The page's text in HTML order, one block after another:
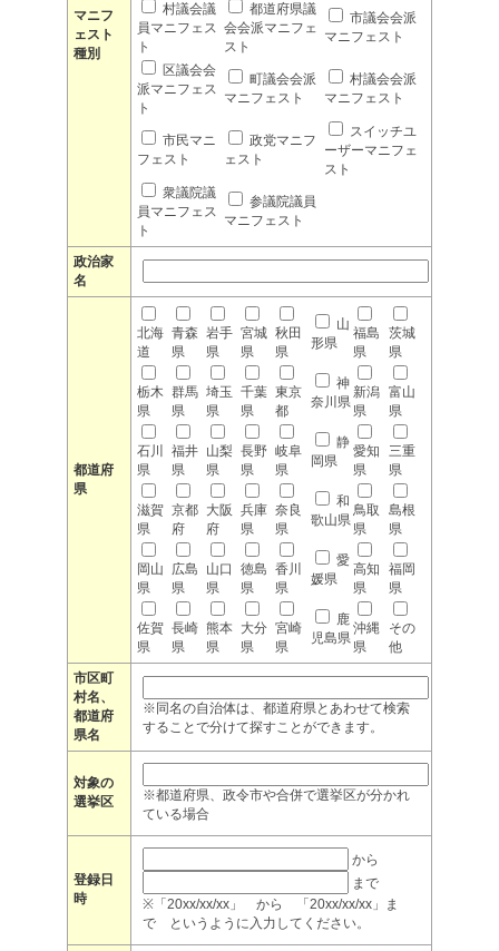
マニフ
ェスト
種別
村議会議
員マニフェス
ト
都道府県議
会会派マニフェ
スト
市議会会派
マニフェスト
区議会会
派マニフェス
ト
町議会会派
マニフェスト
村議会会派
マニフェスト
市民マニ
フェスト
政党マニフ
ェスト
スイッチユ
ーザーマニフェ
スト
衆議院議
員マニフェス
ト
参議院議員
マニフェスト
政治家
名
都道府
県
北海
道
青森
県
岩手
県
宮城
県
秋田
県
山
形県
福島
県
茨城
県
栃木
県
群馬
県
埼玉
県
千葉
県
東京
都
神
奈川県
新潟
県
富山
県
石川
県
福井
県
山梨
県
長野
県
岐阜
県
静
岡県
愛知
県
三重
県
滋賀
県
京都
府
大阪
府
兵庫
県
奈良
県
和
歌山県
鳥取
県
島根
県
岡山
県
広島
県
山口
県
徳島
県
香川
県
愛
媛県
高知
県
福岡
県
佐賀
県
長崎
県
熊本
県
大分
県
宮崎
県
鹿
児島県
沖縄
県
その
他
市区町
村名、
都道府
県名
※同名の自治体は、都道府県とあわせて検索
することで分けて探すことができます。
対象の
選挙区
※都道府県、政令市や合併で選挙区が分かれ
ている場合
登録日
時
から
まで
※「20xx/xx/xx」 から 「20xx/xx/xx」ま
で というように入力してください。